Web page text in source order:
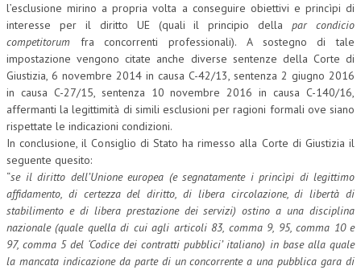
l’esclusione mirino a propria volta a conseguire obiettivi e princìpi di
interesse per il diritto UE (quali il principio dellapar condicio
competitorum fra concorrenti professionali). A sostegno di tale
impostazione vengono citate anche diverse sentenze della Corte di
Giustizia, 6 novembre 2014 in causa C-42/13, sentenza 2 giugno 2016
in causa C-27/15, sentenza 10 novembre 2016 in causa C-140/16,
affermanti la legittimità di simili esclusioni per ragioni formali ove siano
rispettate le indicazioni condizioni.
In conclusione, il Consiglio di Stato ha rimesso alla Corte di Giustizia il
seguente quesito:
“se il diritto dell’Unione europea (e segnatamente i princìpi di legittimo
affidamento, di certezza del diritto, di libera circolazione, di libertà di
stabilimento e di libera prestazione dei servizi) ostino a una disciplina
nazionale (quale quella di cui agli articoli 83, comma 9, 95, comma 10 e
97, comma 5 del ‘Codice dei contratti pubblici’ italiano) in base alla quale
la mancata indicazione da parte di un concorrente a una pubblica gara di